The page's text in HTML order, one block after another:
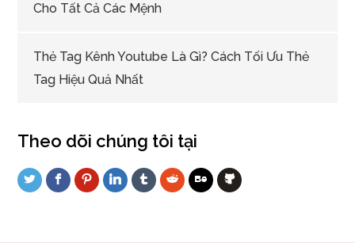
Cho Tất Cả Các Mệnh
Thẻ Tag Kênh Youtube Là Gì? Cách Tối Ưu Thẻ
Tag Hiệu Quả Nhất
Theo dõi chúng tôi tại